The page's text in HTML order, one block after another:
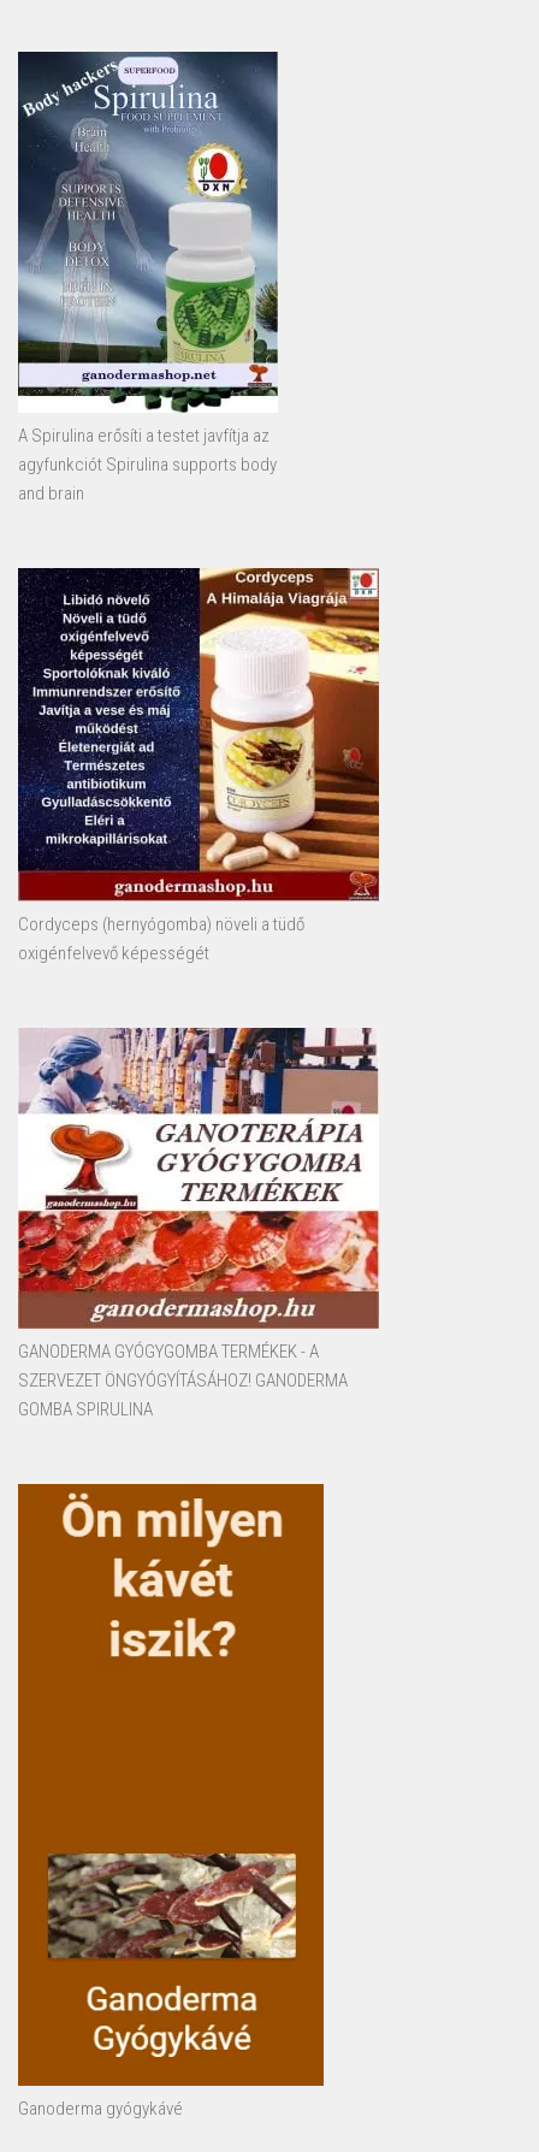
A Spirulina erősíti a testet javfítja az
agyfunkciót Spirulina supports body
and brain
Cordyceps (hernyógomba) növeli a tüdő
oxigénfelvevő képességét
GANODERMA GYÓGYGOMBA TERMÉKEK - A
SZERVEZET ÖNGYÓGYÍTÁSÁHOZ! GANODERMA
GOMBA SPIRULINA
Ganoderma gyógykávé